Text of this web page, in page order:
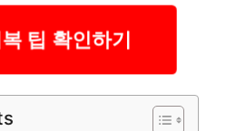
팁 확인하기